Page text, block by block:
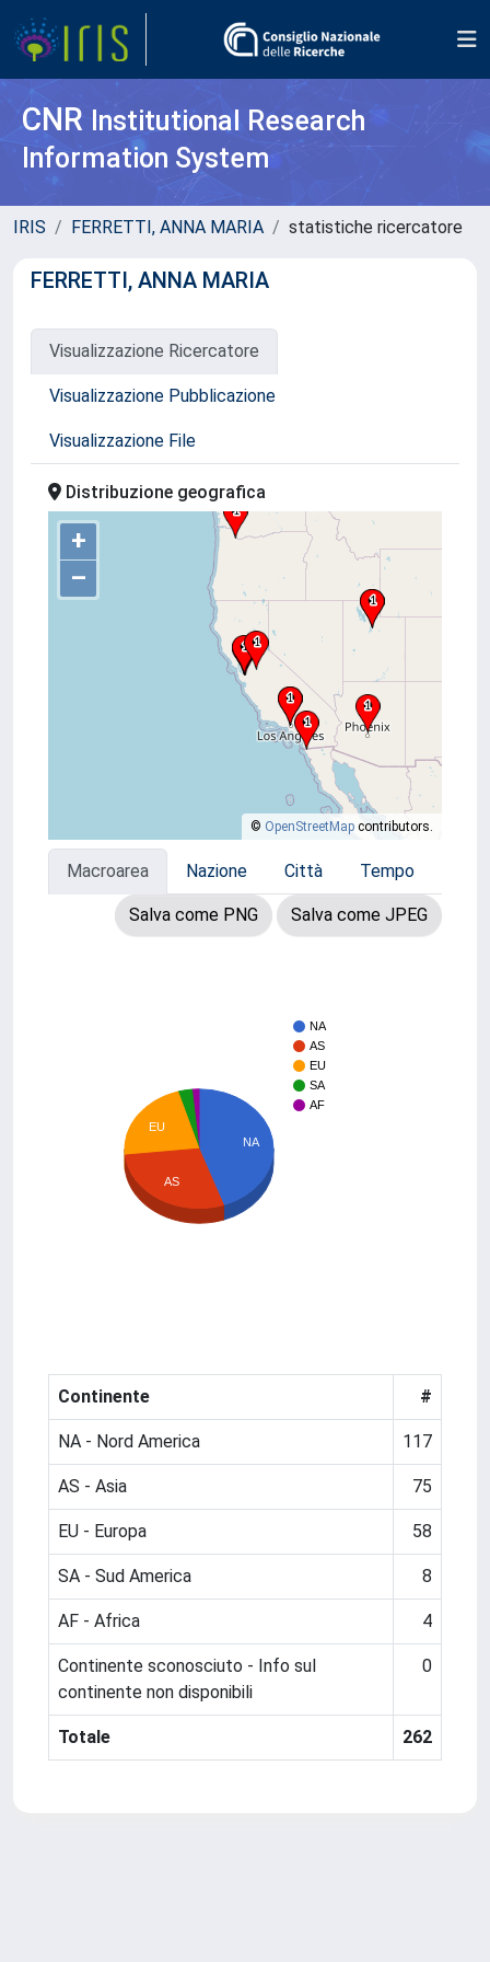
CNR Institutional Research
Information System
IRIS FERRETTI, ANNA MARIA statistiche ricercatore
FERRETTI, ANNA MARIA
Visualizzazione Ricercatore
Visualizzazione Pubblicazione
Visualizzazione File
Distribuzione geografica
+
–
© OpenStreetMap contributors.
Macroarea Nazione Città Tempo
Salva come PNG Salva come JPEG
NA
AS
EU
SA
AF
NA
EU
AS
Continente #
NA - Nord America 117
AS - Asia 75
EU - Europa 58
SA - Sud America 8
AF - Africa 4
Continente sconosciuto - Info sul
continente non disponibili
0
Totale 262